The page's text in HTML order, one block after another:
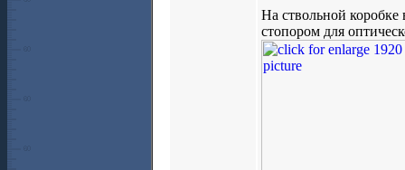
На ствольной коробке
стопором для